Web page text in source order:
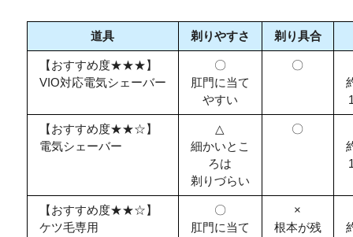
道具 剃りやすさ 剃り具合
【おすすめ度★★★】
VIO対応電気シェーバー
〇
肛門に当て
やすい
〇
【おすすめ度★★☆】
電気シェーバー
△
細かいとこ
ろは
剃りづらい
〇
【おすすめ度★★☆】
ケツ毛専用
〇
肛門に当て
×
根本が残